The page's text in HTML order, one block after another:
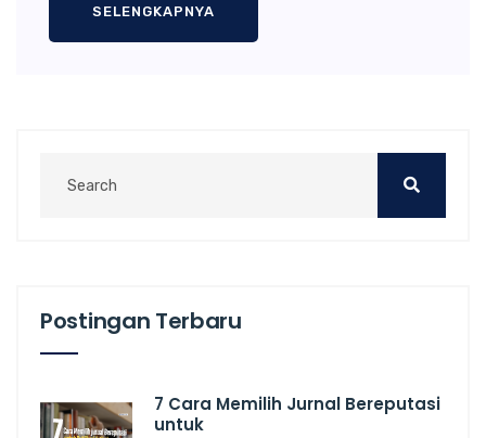
SELENGKAPNYA
Postingan Terbaru
7 Cara Memilih Jurnal Bereputasi
untuk